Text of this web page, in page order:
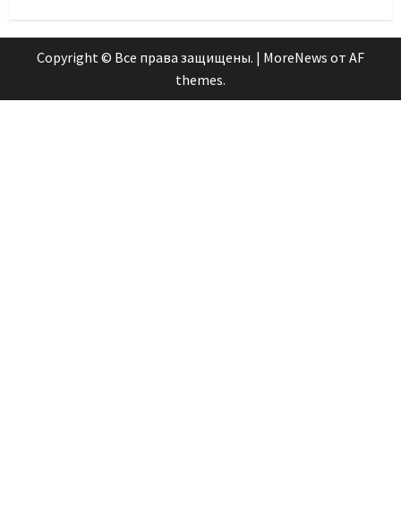
Copyright © Все права защищены. | MoreNews от AF
themes.